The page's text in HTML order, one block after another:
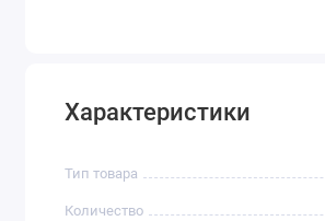
Характеристики
Тип товара
Количество